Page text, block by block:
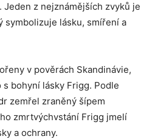
Jeden z nejznámějších zvyků je
symbolizuje lásku, smíření a
v pověrách Skandinávie,
bohyní lásky Frigg. Podle
zemřel zraněný šípem
zmrtvýchvstání Frigg jmelí
a ochrany.